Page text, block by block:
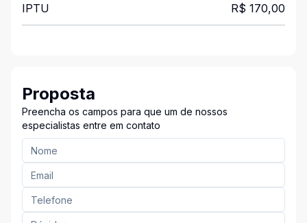
IPTU R$ 170,00
Proposta
Preencha os campos para que um de nossos
especialistas entre em contato